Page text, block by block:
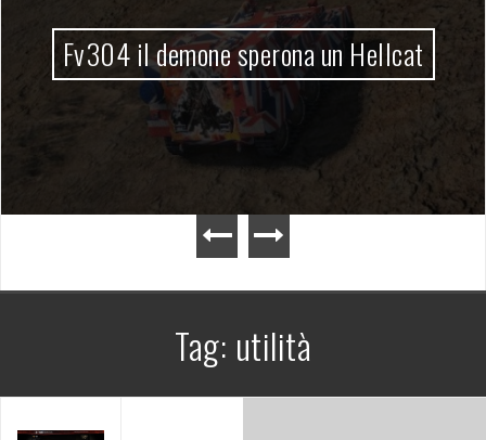
Fv304 il demone sperona un Hellcat
Tag: utilità